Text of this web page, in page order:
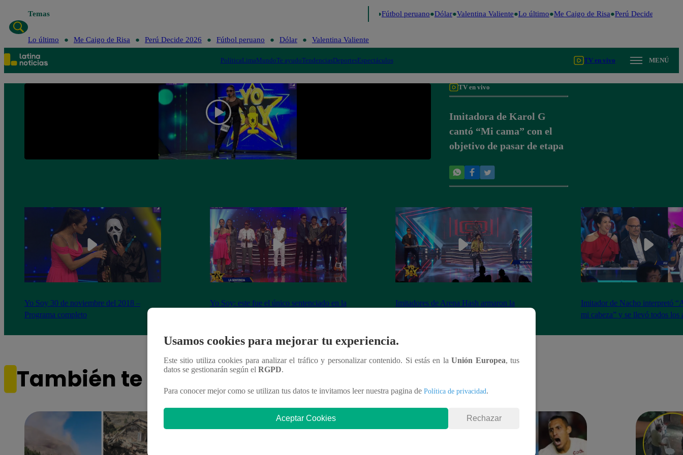
Temas Fútbol peruano Dólar Valentina Valiente Lo último Me Caigo de Risa Perú Decide 2026
Lo último Me Caigo de Risa Perú Decide 2026 Fútbol peruano Dólar Valentina Valiente
PolíticaLimaMundoTe ayudoTendenciasDeportesEspectáculos TV en vivo MENÚ
TV en vivo
Imitadora de Karol G
cantó “Mi cama” con el
objetivo de pasar de etapa
Yo Soy 30 de noviembre del 2018 –
Programa completo
Yo Soy: este fue el único sentenciado en la
Imitadores de Arena Hash armaron la
Imitador de Nacho interpretó
mi cabeza” y se llevó todos los
También te puede interesar
Usamos cookies para mejorar tu experiencia.
Este sitio utiliza cookies para analizar el tráfico y personalizar contenido. Si estás en laUnión Europea, tus
datos se gestionarán según el RGPD.
Para conocer mejor como se utilizan tus datos te invitamos leer nuestra pagina de Política de privacidad.
Aceptar Cookies Rechazar